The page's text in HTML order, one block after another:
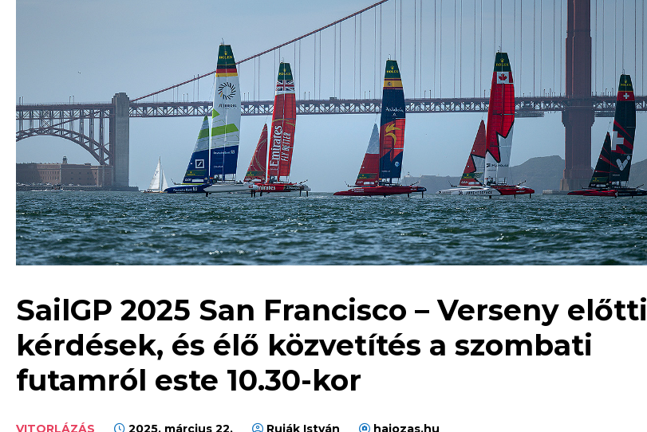
SailGP 2025 San Francisco – Verseny előtti
kérdések, és élő közvetítés a szombati
futamról este 10.30-kor
VITORLÁZÁS 2025. március 22. Ruják István
hajozas.hu